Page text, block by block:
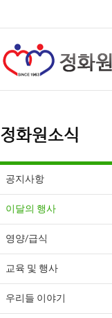
정화원소식
공지사항
이달의 행사
영양/급식
교육 및 행사
우리들 이야기